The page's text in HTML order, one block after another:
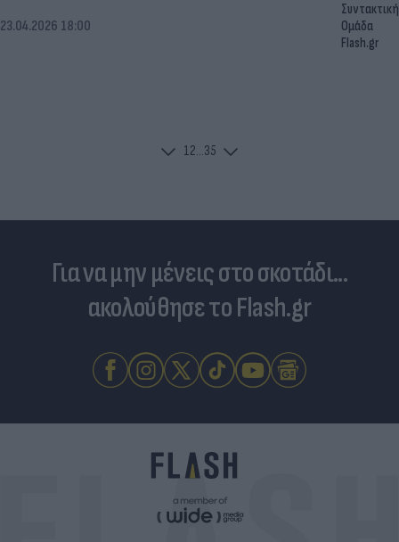
23.04.2026 18:00
Συντακτική
Ομάδα
Flash.gr
12...35
Για να μην μένεις στο σκοτάδι...
ακολούθησε το Flash.gr